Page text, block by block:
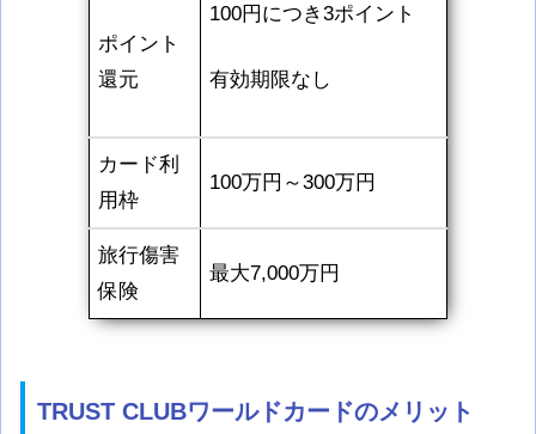
ポイント
還元
100円につき3ポイント
有効期限なし
カード利
用枠
100万円～300万円
旅行傷害
保険
最大7,000万円
TRUST CLUBワールドカードのメリット